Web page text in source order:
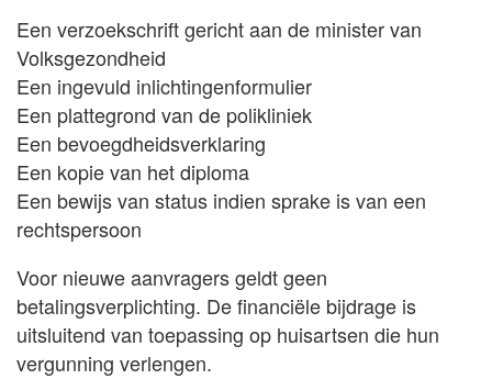
Een verzoekschrift gericht aan de minister van
Volksgezondheid
Een ingevuld inlichtingenformulier
Een plattegrond van de polikliniek
Een bevoegdheidsverklaring
Een kopie van het diploma
Een bewijs van status indien sprake is van een
rechtspersoon
Voor nieuwe aanvragers geldt geen
betalingsverplichting. De financiële bijdrage is
uitsluitend van toepassing op huisartsen die hun
vergunning verlengen.